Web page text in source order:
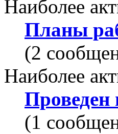
Наиболее
Планы
(2
Наиболее
Проведен
(1